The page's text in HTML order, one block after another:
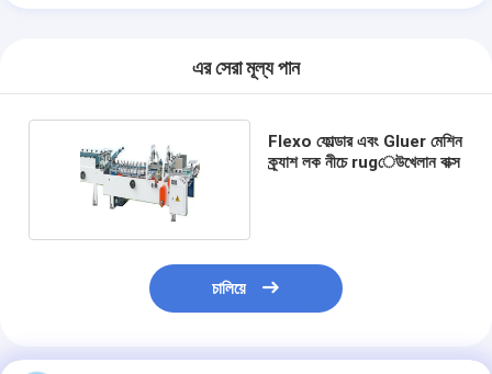
এর সেরা মূল্য পান
Flexo ফোল্ডার এবং Gluer মেশিন
ক্র্যাশ লক নীচে rugেউখেলান বাক্স
চালিয়ে